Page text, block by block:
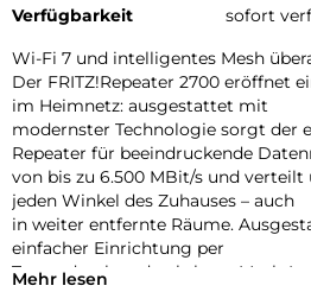
Verfügbarkeit
sofort
Wi-Fi 7 und intelligentes Mesh
Der FRITZ!Repeater 2700 eröffnet
im Heimnetz: ausgestattet mit
modernster Technologie sorgt der
Repeater für beeindruckende
von bis zu 6.500 MBit/s und verteilt
jeden Winkel des Zuhauses – auch
in weiter entfernte Räume.
einfacher Einrichtung per
Tastendruck und nahtloser Mesh-
Mehr lesen